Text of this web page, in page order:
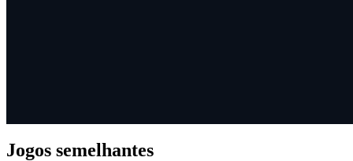
Jogos semelhantes